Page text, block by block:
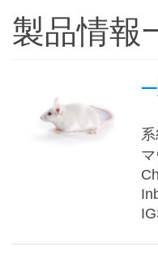
製品情報